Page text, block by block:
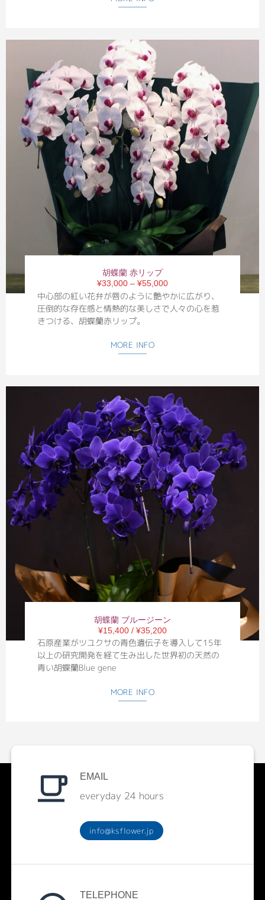
胡蝶蘭 赤リップ
¥33,000 – ¥55,000
中心部の紅い花弁が唇のように艶やかに広がり、
圧倒的な存在感と情熱的な美しさで人々の心を惹
きつける、胡蝶蘭赤リップ。
MORE INFO
胡蝶蘭 ブルージーン
¥15,400 / ¥35,200
石原産業がツユクサの青色遺伝子を導入して15年
以上の研究開発を経て生み出した世界初の天然の
青い胡蝶蘭Blue gene
MORE INFO
EMAIL
everyday 24 hours
info@ksflower.jp
TELEPHONE